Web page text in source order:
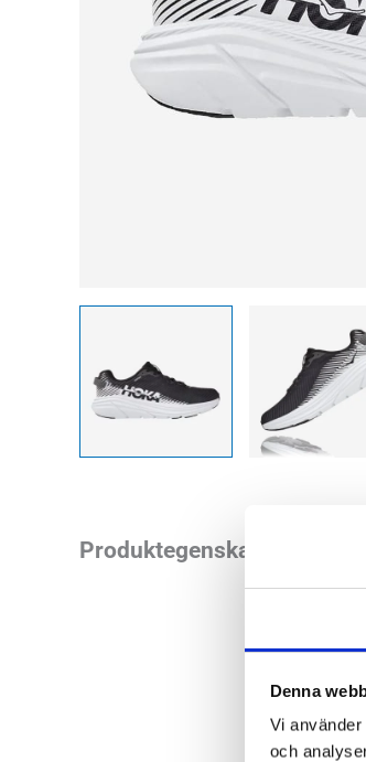
Denna
Vi
och
Produktegenskaper